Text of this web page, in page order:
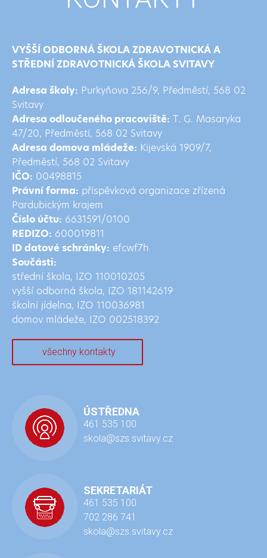
VYŠŠÍ ODBORNÁ ŠKOLA ZDRAVOTNICKÁ A
STŘEDNÍ ZDRAVOTNICKÁ ŠKOLA SVITAVY
Adresa školy: Purkyňova 256/9, Předměstí, 568 02
Svitavy
Adresa odloučeného pracoviště: T. G. Masaryka
47/20, Předměstí, 568 02 Svitavy
Adresa domova mládeže: Kijevská 1909/7,
Předměstí, 568 02 Svitavy
IČO: 00498815
Právní forma: příspěvková organizace zřízená
Pardubickým krajem
Číslo účtu: 6631591/0100
REDIZO: 600019811
ID datové schránky: efcwf7h
Součásti:
střední škola, IZO 110010205
vyšší odborná škola, IZO 181142619
školní jídelna, IZO 110036981
domov mládeže, IZO 002518392
všechny kontakty
ÚSTŘEDNA
461 535 100
skola@szs.svitavy.cz
SEKRETARIÁT
461 535 100
702 286 741
skola@szs.svitavy.cz